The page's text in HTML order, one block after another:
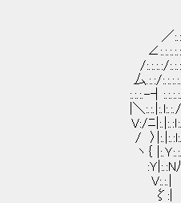
／
/:.:.:.:/
厶.:.:/:.:.:.:.:.:.:.:.:/:.:/
:.:.:.-┤:.:.:.:.:.:.:. 斗--ミ/
|＼:.:.|:.l:.:./:.:.7:./:.:／/
V:/ﾆ|:.|:.:ｌ:.:/|xィ≠
/ 〉|:.|:.:l:.|〃んｲ刈
ヽ｛ |:.Ｙ:.:.| 込
:Ｙ|:.:N八 ´｀＾
V:.:.| ＾` ':.:.:
ζ:| _ ′